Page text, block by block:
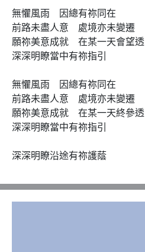
無懼風雨　因總有祢同在
前路未盡人意　處境亦未變遷
願祢美意成就　在某一天會望透
深深明瞭當中有祢指引
無懼風雨　因總有祢同在
前路未盡人意　處境亦未變遷
願祢美意成就　在某一天終參透
深深明瞭當中有祢指引
深深明瞭沿途有祢護蔭